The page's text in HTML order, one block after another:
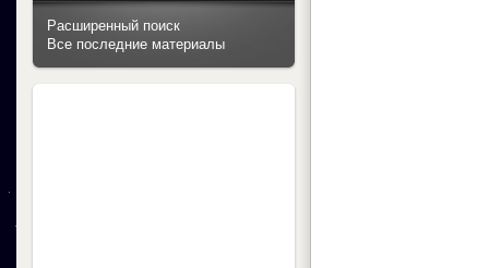
Расширенный поиск
Все последние материалы